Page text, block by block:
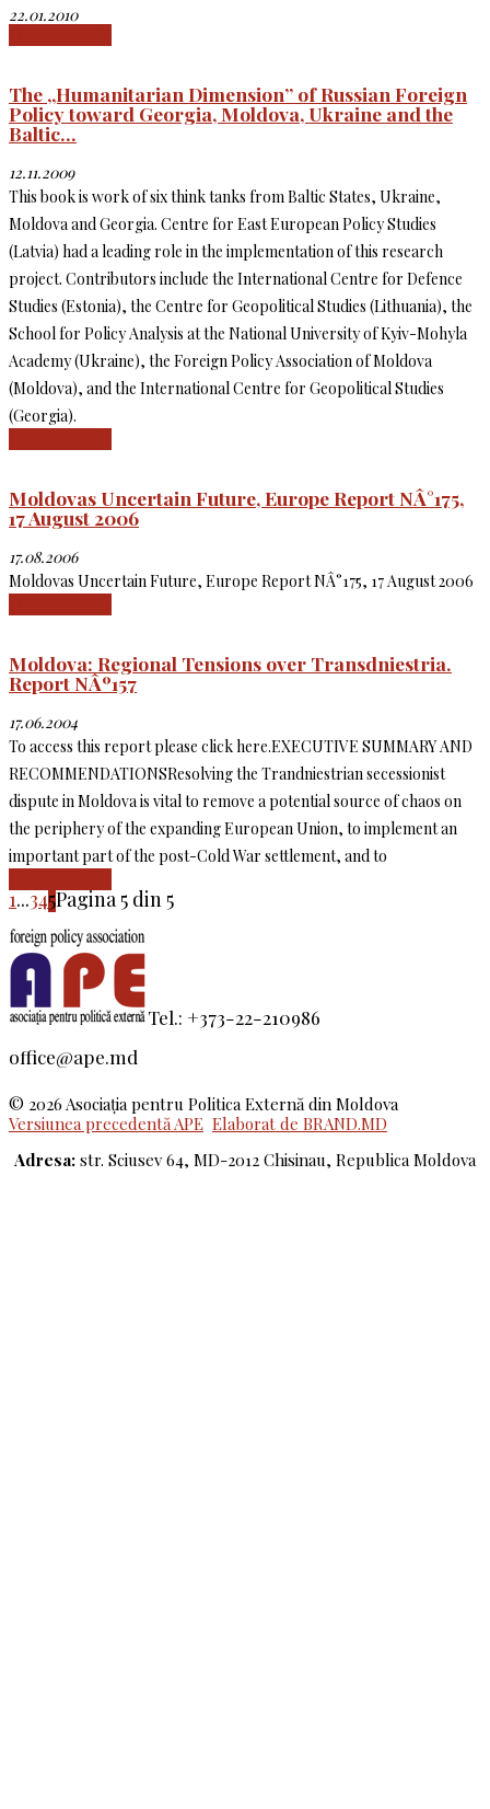
22.01.2010
The „Humanitarian Dimension” of Russian Foreign
Policy toward Georgia, Moldova, Ukraine and the
Baltic...
12.11.2009
This book is work of six think tanks from Baltic States, Ukraine,
Moldova and Georgia. Centre for East European Policy Studies
(Latvia) had a leading role in the implementation of this research
project. Contributors include the International Centre for Defence
Studies (Estonia), the Centre for Geopolitical Studies (Lithuania), the
School for Policy Analysis at the National University of Kyiv-Mohyla
Academy (Ukraine), the Foreign Policy Association of Moldova
(Moldova), and the International Centre for Geopolitical Studies
(Georgia).
Moldovas Uncertain Future, Europe Report NÂ°175,
17 August 2006
17.08.2006
Moldovas Uncertain Future, Europe Report NÂ°175, 17 August 2006
Moldova: Regional Tensions over Transdniestria.
Report NÂº157
17.06.2004
To access this report please click here.EXECUTIVE SUMMARY AND
RECOMMENDATIONSResolving the Trandniestrian secessionist
dispute in Moldova is vital to remove a potential source of chaos on
the periphery of the expanding European Union, to implement an
important part of the post-Cold War settlement, and to
1...345Pagina 5 din 5
Tel.: +373-22-210986
office@ape.md
© 2026 Asociaţia pentru Politica Externă din Moldova
Versiunea precedentă APE Elaborat de BRAND.MD
Adresa: str. Sciusev 64, MD-2012 Chisinau, Republica Moldova